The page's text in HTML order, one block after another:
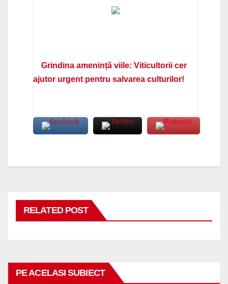
Grindina amenință viile: Viticultorii cer
ajutor urgent pentru salvarea culturilor!
RELATED POST
PE ACELASI SUBIECT